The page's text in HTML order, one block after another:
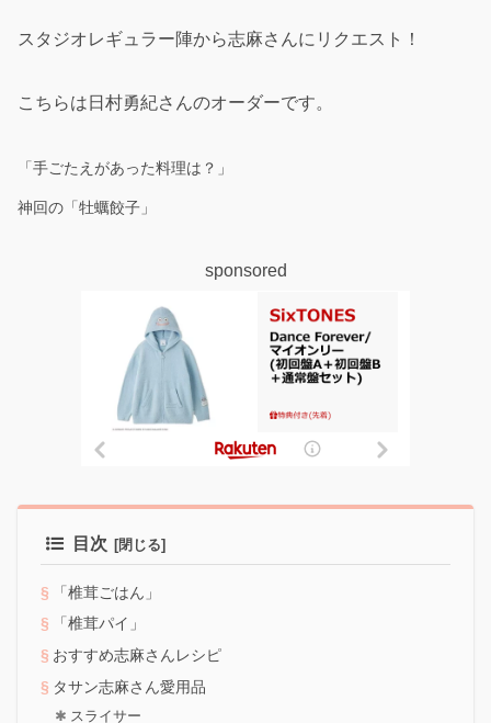
スタジオレギュラー陣から志麻さんにリクエスト！
こちらは日村勇紀さんのオーダーです。
「手ごたえがあった料理は？」
神回の「牡蠣餃子」
sponsored
目次
「椎茸ごはん」
「椎茸パイ」
おすすめ志麻さんレシピ
タサン志麻さん愛用品
スライサー